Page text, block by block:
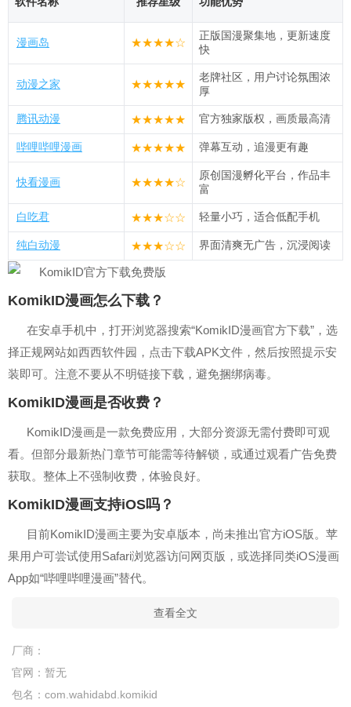
漫画岛 ★★★★☆
正版国漫聚集地，更新速度
快
动漫之家 ★★★★★
老牌社区，用户讨论氛围浓
厚
腾讯动漫 ★★★★★ 官方独家版权，画质最高清
哔哩哔哩漫画 ★★★★★ 弹幕互动，追漫更有趣
快看漫画 ★★★★☆
原创国漫孵化平台，作品丰
富
白吃君 ★★★☆☆ 轻量小巧，适合低配手机
纯白动漫 ★★★☆☆ 界面清爽无广告，沉浸阅读
KomikID漫画怎么下载？
在安卓手机中，打开浏览器搜索“KomikID漫画官方下载”，选
择正规网站如西西软件园，点击下载APK文件，然后按照提示安
装即可。注意不要从不明链接下载，避免捆绑病毒。
KomikID漫画是否收费？
KomikID漫画是一款免费应用，大部分资源无需付费即可观
看。但部分最新热门章节可能需等待解锁，或通过观看广告免费
获取。整体上不强制收费，体验良好。
KomikID漫画支持iOS吗？
目前KomikID漫画主要为安卓版本，尚未推出官方iOS版。苹
果用户可尝试使用Safari浏览器访问网页版，或选择同类iOS漫画
App如“哔哩哔哩漫画”替代。
查看全文
厂商：
官网： 暂无
包名： com.wahidabd.komikid